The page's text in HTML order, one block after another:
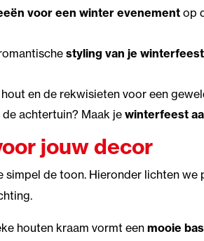
voor een winter evenementop
styling van je winterfeest
en de rekwisieten voor een
de achtertuin? Maak jewinterfeest
jouw decor
simpel de toon. Hieronder lichten
houten kraam vormt eenmooie